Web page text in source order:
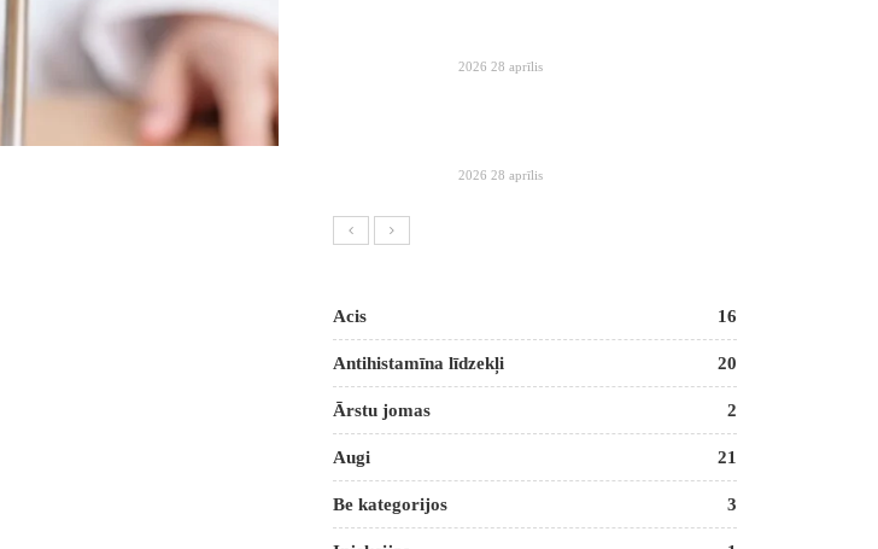
2026 28 aprīlis
2026 28 aprīlis
Acis 16
Antihistamīna līdzekļi 20
Ārstu jomas 2
Augi 21
Be kategorijos 3